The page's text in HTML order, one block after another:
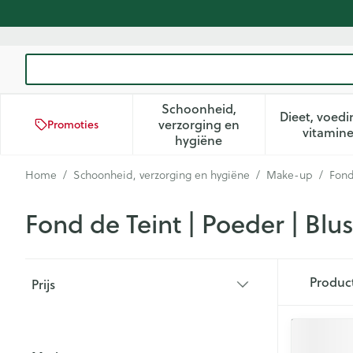
Promoties
Schoonheid,
verzorging en
hygiëneToon submenu voor
Dieet,
Home / Schoonheid, verzorging en hygiëne / Make-up /
Fond de Teint | Poeder |
Prijs